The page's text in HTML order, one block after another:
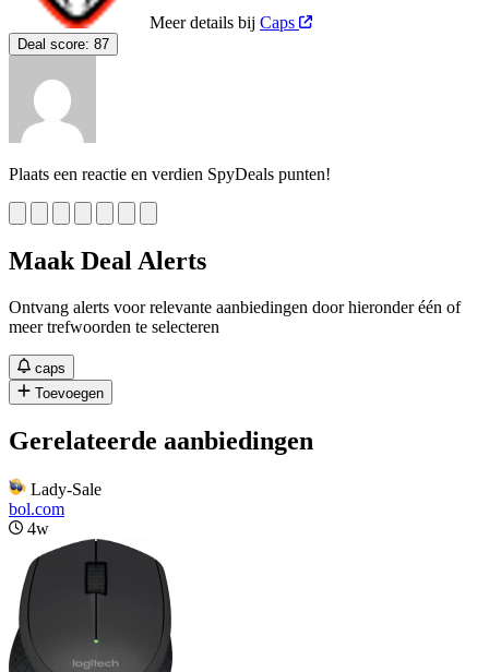
Meer details bij Caps
Deal score: 87
Plaats een reactie en verdien SpyDeals punten!
Maak Deal Alerts
Ontvang alerts voor relevante aanbiedingen door hieronder één of
meer trefwoorden te selecteren
caps
Toevoegen
Gerelateerde aanbiedingen
Lady-Sale
bol.com
4w